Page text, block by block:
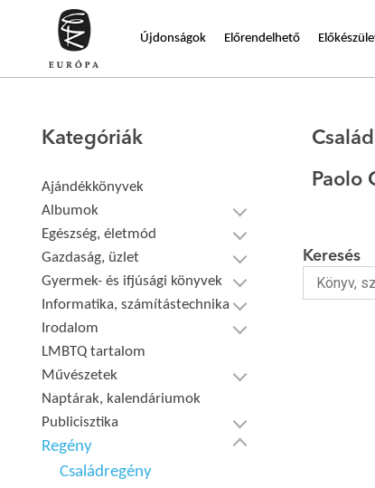
Újdonságok Előrendelhető
Kategóriák
Ajándékkönyvek
Albumok
Egészség, életmód
Gazdaság, üzlet
Gyermek- és ifjúsági könyvek
Informatika, számítástechnika
Irodalom
LMBTQ tartalom
Művészetek
Naptárak, kalendáriumok
Publicisztika
Regény
Családregény
Paolo
Keresés